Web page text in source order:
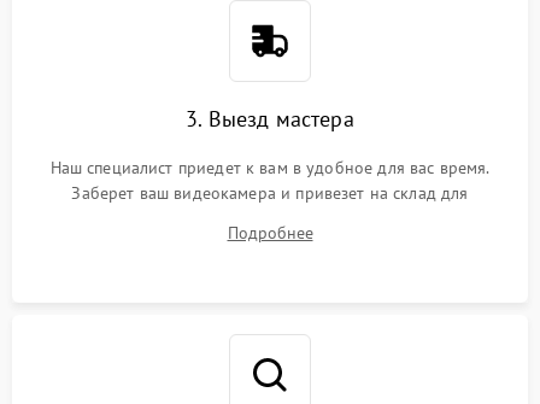
3. Выезд мастера
Наш специалист приедет к вам в удобное для вас время.
Заберет ваш видеокамера и привезет на склад для
Подробнее